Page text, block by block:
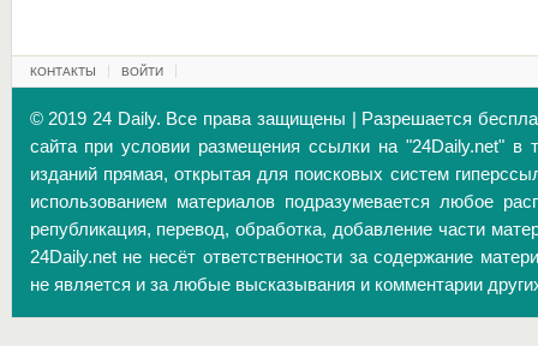
КОНТАКТЫ ВОЙТИ
© 2019 24 Daily. Все права защищены | Разрешается
сайта при условии размещения ссылки на "24Daily.net" в
изданий прямая, открытая для поисковых систем
использованием материалов подразумевается любое
републикация, перевод, обработка, добавление части
24Daily.net не несёт ответственности за содержание
не является и за любые высказывания и комментарии